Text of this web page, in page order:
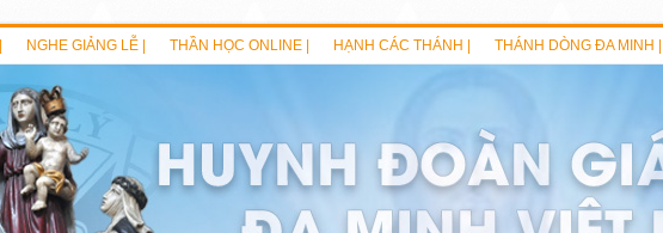
NGHE GIẢNG LỄ | THẦN HỌC ONLINE | HẠNH CÁC THÁNH | THÁNH DÒNG ĐA MINH |